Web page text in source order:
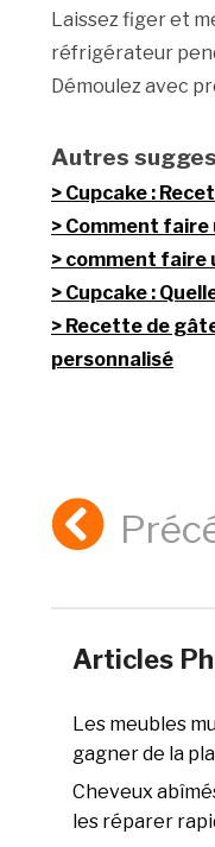
Laissez figer et
réfrigérateur
Démoulez avec
Autres
Cupcake :
Comment faire
comment faire
Cupcake :
Recette de
personnalisé
Articles
Les meubles
gagner de la
Cheveux
les réparer